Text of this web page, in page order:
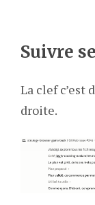
Suivre
La clef c’est
droite.